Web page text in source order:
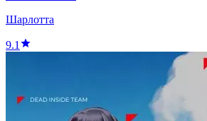
Шарлотта
9.1